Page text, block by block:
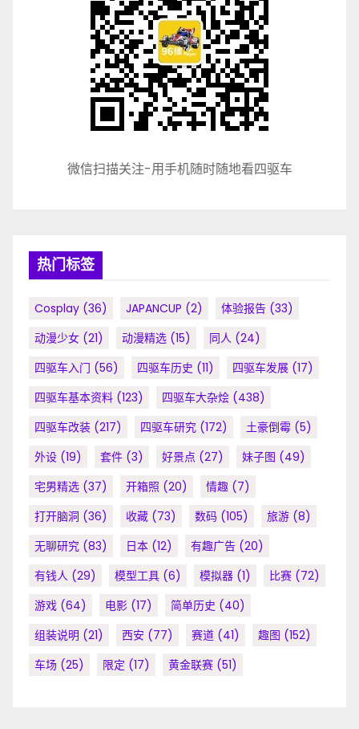
微信扫描关注-用手机随时随地看四驱车
热门标签
Cosplay (36) JAPANCUP (2) 体验报告 (33)
动漫少女 (21) 动漫精选 (15) 同人 (24)
四驱车入门 (56) 四驱车历史 (11) 四驱车发展 (17)
四驱车基本资料 (123) 四驱车大杂烩 (438)
四驱车改装 (217) 四驱车研究 (172) 土豪倒霉 (5)
外设 (19) 套件 (3) 好景点 (27) 妹子图 (49)
宅男精选 (37) 开箱照 (20) 情趣 (7)
打开脑洞 (36) 收藏 (73) 数码 (105) 旅游 (8)
无聊研究 (83) 日本 (12) 有趣广告 (20)
有钱人 (29) 模型工具 (6) 模拟器 (1) 比赛 (72)
游戏 (64) 电影 (17) 简单历史 (40)
组装说明 (21) 西安 (77) 赛道 (41) 趣图 (152)
车场 (25) 限定 (17) 黄金联赛 (51)